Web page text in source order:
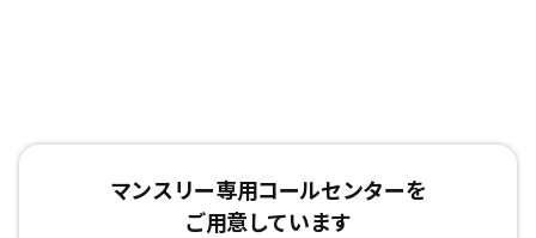
マンスリー専用コールセンターを
ご用意しています